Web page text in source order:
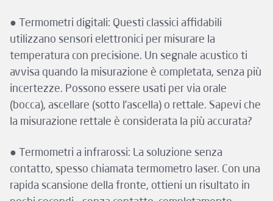
● Termometri digitali: Questi classici affidabili
utilizzano sensori elettronici per misurare la
temperatura con precisione. Un segnale acustico ti
avvisa quando la misurazione è completata, senza più
incertezze. Possono essere usati per via orale
(bocca), ascellare (sotto l’ascella) o rettale. Sapevi che
la misurazione rettale è considerata la più accurata?
● Termometri a infrarossi: La soluzione senza
contatto, spesso chiamata termometro laser. Con una
rapida scansione della fronte, ottieni un risultato in